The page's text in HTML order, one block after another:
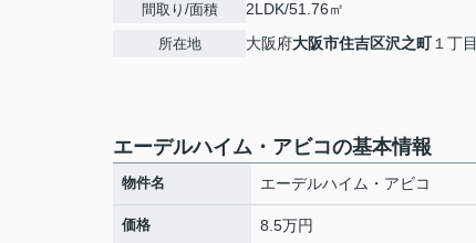
間取り/面積 2LDK/51.76㎡
所在地 大阪府大阪市住吉区沢之町１丁目
エーデルハイム・アビコの基本情報
物件名 エーデルハイム・アビコ
価格 8.5万円